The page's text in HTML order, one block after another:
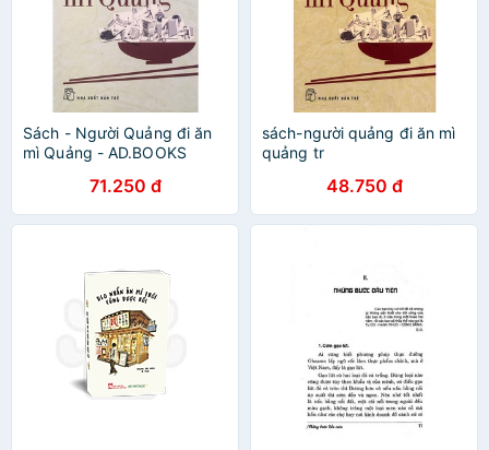
Sách - Người Quảng đi ăn
mì Quảng - AD.BOOKS
71.250 đ
sách-người quảng đi ăn mì
quảng tr
48.750 đ